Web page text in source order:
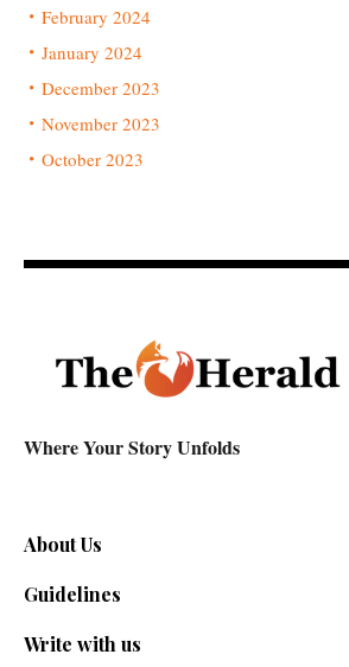
February 2024
January 2024
December 2023
November 2023
October 2023
Where Your Story Unfolds
About Us
Guidelines
Write with us